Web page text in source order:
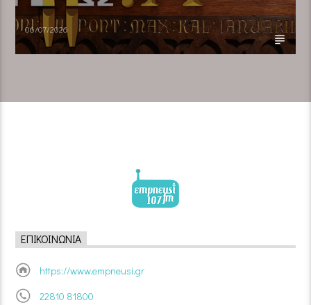
06/07/2026
ΕΠΙΚΟΙΝΩΝΊΑ
https://www.empneusi.gr
22810 81800